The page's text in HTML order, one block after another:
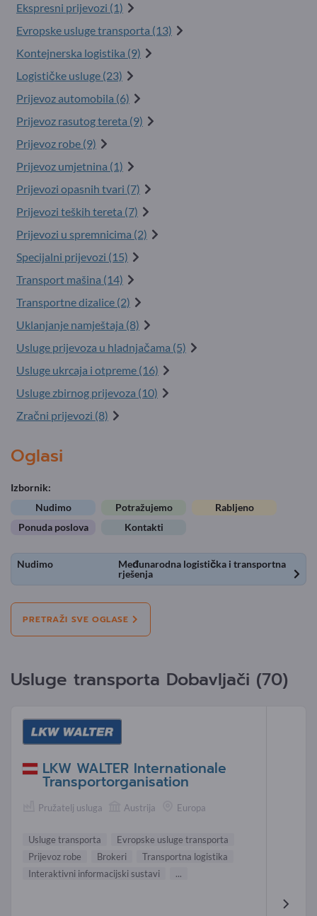
Ekspresni prijevozi (1)
Evropske usluge transporta (13)
Kontejnerska logistika (9)
Logističke usluge (23)
Prijevoz automobila (6)
Prijevoz rasutog tereta (9)
Prijevoz robe (9)
Prijevoz umjetnina (1)
Prijevozi opasnih tvari (7)
Prijevozi teških tereta (7)
Prijevozi u spremnicima (2)
Specijalni prijevozi (15)
Transport mašina (14)
Transportne dizalice (2)
Uklanjanje namještaja (8)
Usluge prijevoza u hladnjačama (5)
Usluge ukrcaja i otpreme (16)
Usluge zbirnog prijevoza (10)
Zračni prijevozi (8)
Oglasi
Izbornik:
Nudimo
Potražujemo
Rabljeno
Ponuda poslova
Kontakti
Nudimo
Međunarodna logistička i transportna
rješenja
PRETRAŽI SVE OGLASE
Usluge transporta Dobavljači (70)
LKW WALTER Internationale
Transportorganisation
Pružatelj usluga Austrija Europa
Usluge transporta
Evropske usluge transporta
Prijevoz robe
Brokeri
Transportna logistika
Interaktivni informacijski sustavi
...